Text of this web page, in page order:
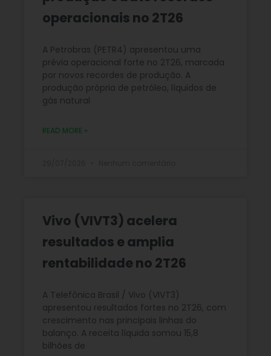
operacionais no 2T26
A Petrobras (PETR4) apresentou uma
prévia operacional forte no 2T26, marcada
por novos recordes de produção. A
produção própria de petróleo, líquidos de
gás natural
READ MORE »
Vivo (VIVT3) acelera
resultados e amplia
rentabilidade no 2T26
A Telefônica Brasil / Vivo (VIVT3)
apresentou resultados fortes no 2T26, com
crescimento nas principais linhas do
balanço. A receita líquida somou 15,8
bilhões de